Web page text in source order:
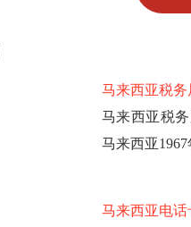
马来西亚税务
马来西亚税
马来西亚
马来西亚电话